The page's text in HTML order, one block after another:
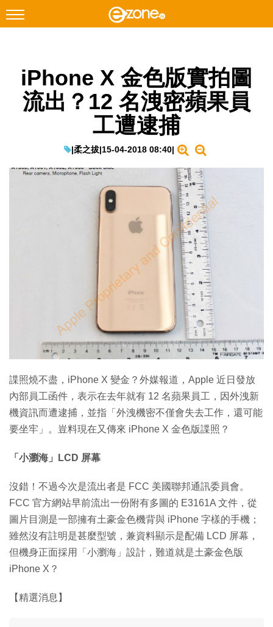
Facebook Instagram
科技焦點
教學評測
Enterprise Digital Transformation
iPhone X 金色版實拍圖
流出？12 名洩密蘋果員
工遭逮捕
|柔之拔|15-04-2018 08:40|
諜照燒不盡，iPhone X 變金？外媒報道，Apple 近日發放
內部員工函件，表示在去年就有 12 名蘋果員工，因外洩新
機資訊而遭逮捕，並指「外洩機密不僅會失去工作，還可能
要坐牢」。豈料現在又傳來 iPhone X 金色版諜照？
「小瀏海」LCD 屏幕
沒錯！不過今次是流出者是 FCC 美國聯邦通訊委員會。
FCC 官方網站早前流出一份附有多圖的 E3161A 文件，從
圖片目測是一部擁有土豪金色機背與 iPhone 字樣的手機；
雖然沒有註明是甚麼型號，兼資料顯示是配備 LCD 屏幕，
但機身正面採用「小瀏海」設計，難道就是土豪金色版
iPhone X？
【精選消息】